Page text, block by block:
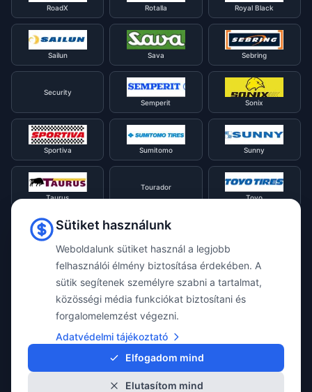
RoadX Rotalla Royal Black
Sailun Sava Sebring
Security
Semperit
Sonix
Sportiva Sumitomo Sunny
Taurus
Tourador
Toyo
Tracmax
Triangle
Viking Voyager
Vredestein
Sütiket használunk
Weboldalunk sütiket használ a legjobb
felhasználói élmény biztosítása érdekében. A
sütik segítenek személyre szabni a tartalmat,
közösségi média funkciókat biztosítani és
forgalomelemzést végezni.
Adatvédelmi tájékoztató
Elfogadom mind
Elutasítom mind